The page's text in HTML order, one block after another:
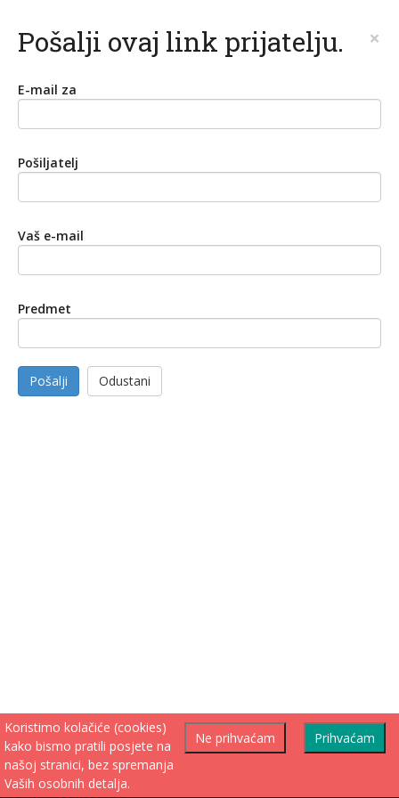
Pošalji ovaj link prijatelju. ×
E-mail za
Pošiljatelj
Vaš e-mail
Predmet
Pošalji Odustani
Prihvaćam
Ne prihvaćam
Koristimo kolačiće (cookies)
kako bismo pratili posjete na
našoj stranici, bez spremanja
Vaših osobnih detalja.